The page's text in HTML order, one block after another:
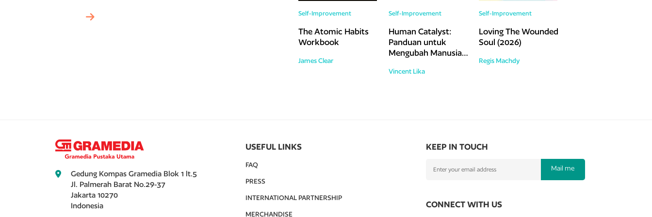
Self-Improvement
The Atomic Habits
Workbook
James Clear
Self-Improvement
Human Catalyst:
Panduan untuk
Mengubah Manusia
Vincent Lika
Self-Improvement
Loving The Wounded
Soul (2026)
Regis Machdy
Gedung Kompas Gramedia Blok 1 lt.5
Jl. Palmerah Barat No.29-37
Jakarta 10270
Indonesia
USEFUL LINKS
FAQ
PRESS
INTERNATIONAL PARTNERSHIP
MERCHANDISE
KEEP IN TOUCH
Mail me
CONNECT WITH US